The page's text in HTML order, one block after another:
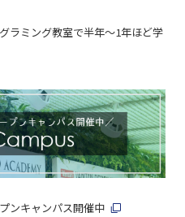
ラミング教室で半年〜1年ほど学
ンキャンパス開催中